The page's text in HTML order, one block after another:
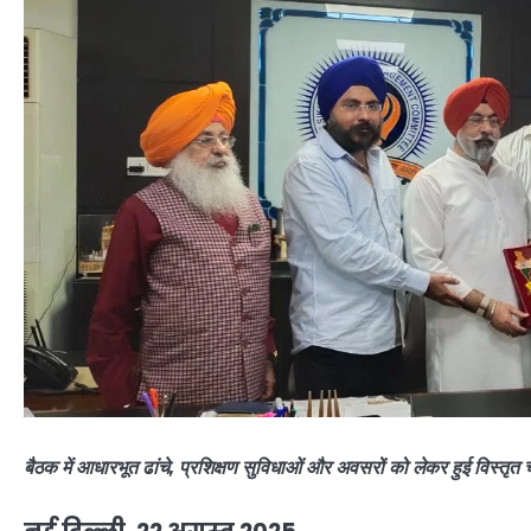
बैठक में आधारभूत ढांचे, प्रशिक्षण सुविधाओं और अवसरों को लेकर हुई विस्तृत